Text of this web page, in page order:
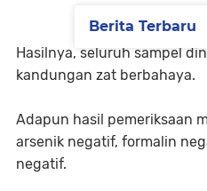
Hasilnya, seluruh sampel
kandungan zat berbahaya.
Adapun hasil pemeriksaan
arsenik negatif, formalin
negatif.
Berita Terbaru